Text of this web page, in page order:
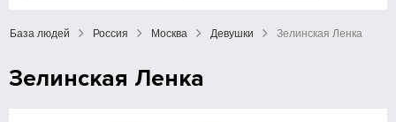
База людей Россия Москва Девушки Зелинская Ленка
Зелинская Ленка